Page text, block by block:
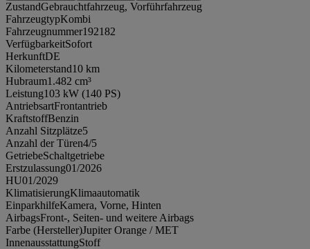
ZustandGebrauchtfahrzeug, Vorführfahrzeug
FahrzeugtypKombi
Fahrzeugnummer192182
VerfügbarkeitSofort
HerkunftDE
Kilometerstand10 km
Hubraum1.482 cm³
Leistung103 kW (140 PS)
AntriebsartFrontantrieb
KraftstoffBenzin
Anzahl Sitzplätze5
Anzahl der Türen4/5
GetriebeSchaltgetriebe
Erstzulassung01/2026
HU01/2029
KlimatisierungKlimaautomatik
EinparkhilfeKamera, Vorne, Hinten
AirbagsFront-, Seiten- und weitere Airbags
Farbe (Hersteller)Jupiter Orange / MET
InnenausstattungStoff